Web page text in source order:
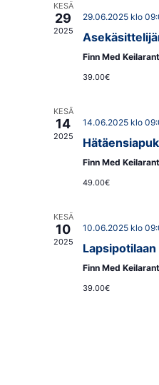
KESÄ
29
2025
29.06.2025 klo
Finn Med
39.00€
KESÄ
14
2025
14.06.2025 klo
Finn Med
49.00€
KESÄ
10
2025
10.06.2025 klo
Finn Med
39.00€